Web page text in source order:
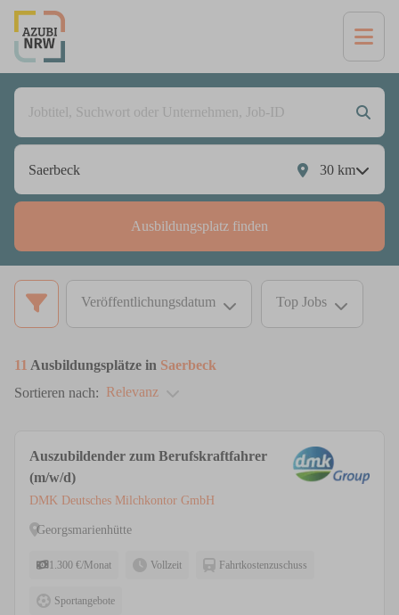
30 km
Ausbildungsplatz finden
Veröffentlichungsdatum Top Jobs
11 Ausbildungsplätze in Saerbeck
Sortieren nach: Relevanz
Auszubildender zum Berufskraftfahrer
(m/w/d)
DMK Deutsches Milchkontor GmbH
Georgsmarienhütte
1.300 €/Monat Vollzeit Fahrtkostenzuschuss
Sportangebote